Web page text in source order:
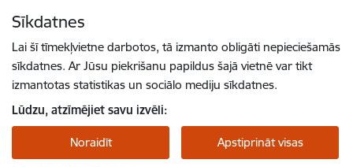
Sīkdatnes
Lai šī tīmekļvietne darbotos, tā izmanto obligāti nepieciešamās
sīkdatnes. Ar Jūsu piekrišanu papildus šajā vietnē var tikt
izmantotas statistikas un sociālo mediju sīkdatnes.
Lūdzu, atzīmējiet savu izvēli:
Noraidīt Apstiprināt visas